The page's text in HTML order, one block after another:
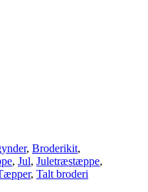
, Broderikit,
, Jul, Juletræstæppe,
, Talt broderi